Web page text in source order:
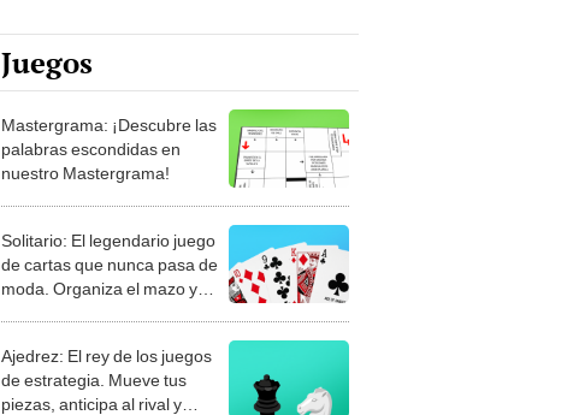
Juegos
Mastergrama: ¡Descubre las
palabras escondidas en
nuestro Mastergrama!
Solitario: El legendario juego
de cartas que nunca pasa de
moda. Organiza el mazo y
Ajedrez: El rey de los juegos
de estrategia. Mueve tus
piezas, anticipa al rival y